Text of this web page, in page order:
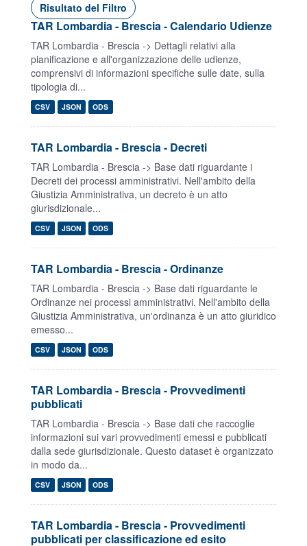
Risultato del Filtro
TAR Lombardia - Brescia - Calendario Udienze
TAR Lombardia - Brescia -> Dettagli relativi alla
pianificazione e all'organizzazione delle udienze,
comprensivi di informazioni specifiche sulle date, sulla
tipologia di...
CSV JSON ODS
TAR Lombardia - Brescia - Decreti
TAR Lombardia - Brescia -> Base dati riguardante i
Decreti dei processi amministrativi. Nell'ambito della
Giustizia Amministrativa, un decreto è un atto
giurisdizionale...
CSV JSON ODS
TAR Lombardia - Brescia - Ordinanze
TAR Lombardia - Brescia -> Base dati riguardante le
Ordinanze nei processi amministrativi. Nell'ambito della
Giustizia Amministrativa, un'ordinanza è un atto giuridico
emesso...
CSV JSON ODS
TAR Lombardia - Brescia - Provvedimenti
pubblicati
TAR Lombardia - Brescia -> Base dati che raccoglie
informazioni sui vari provvedimenti emessi e pubblicati
dalla sede giurisdizionale. Questo dataset è organizzato
in modo da...
CSV JSON ODS
TAR Lombardia - Brescia - Provvedimenti
pubblicati per classificazione ed esito